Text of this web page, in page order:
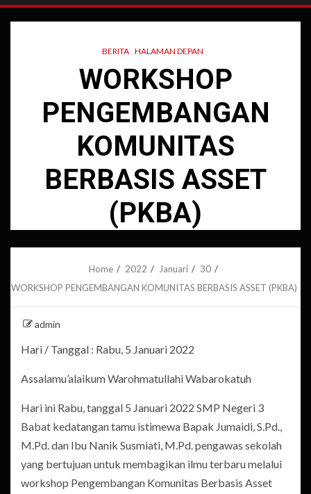
BERITA HALAMAN DEPAN
WORKSHOP
PENGEMBANGAN
KOMUNITAS
BERBASIS ASSET
(PKBA)
Home 2022 Januari
30
WORKSHOP PENGEMBANGAN KOMUNITAS BERBASIS ASSET (PKBA)
admin
Hari / Tanggal : Rabu, 5 Januari 2022
Assalamu’alaikum Warohmatullahi Wabarokatuh
Hari ini Rabu, tanggal 5 Januari 2022 SMP Negeri 3
Babat kedatangan tamu istimewa Bapak Jumaidi, S.Pd.,
M.Pd. dan Ibu Nanik Susmiati, M.Pd. pengawas sekolah
yang bertujuan untuk membagikan ilmu terbaru melalui
workshop Pengembangan Komunitas Berbasis Asset